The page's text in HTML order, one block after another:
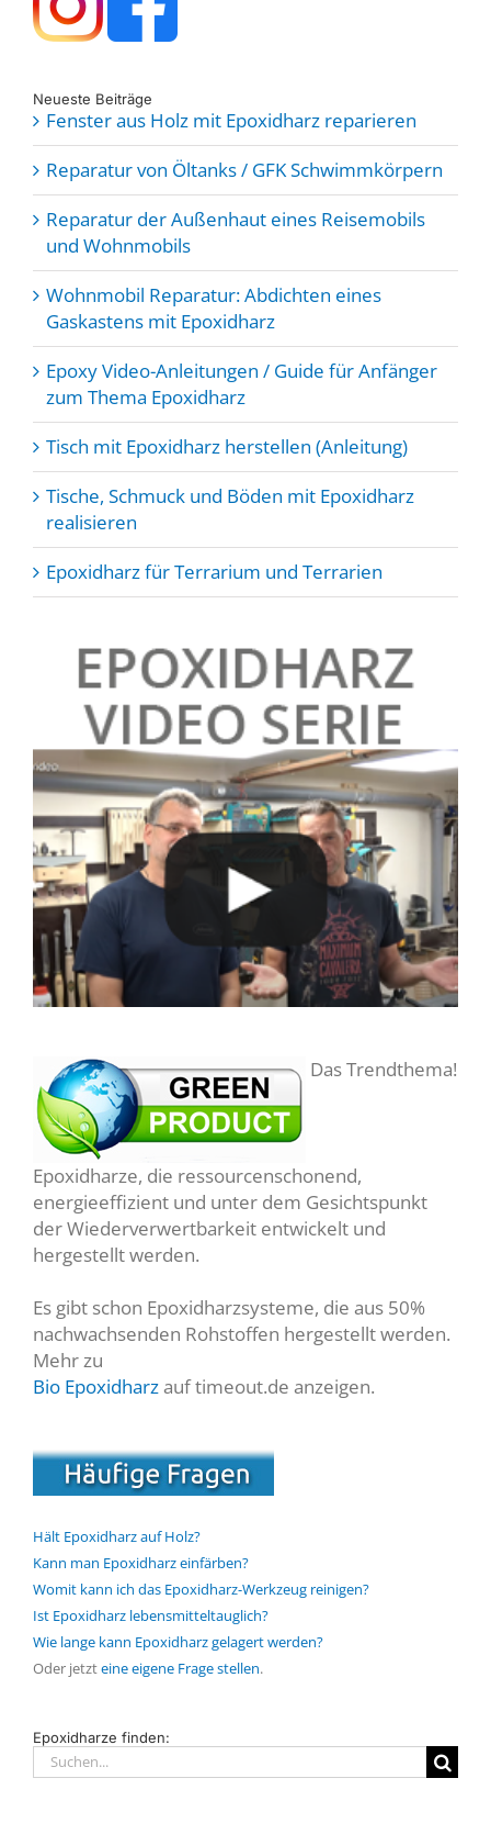
Neueste Beiträge
Fenster aus Holz mit Epoxidharz reparieren
Reparatur von Öltanks / GFK Schwimmkörpern
Reparatur der Außenhaut eines Reisemobils
und Wohnmobils
Wohnmobil Reparatur: Abdichten eines
Gaskastens mit Epoxidharz
Epoxy Video-Anleitungen / Guide für Anfänger
zum Thema Epoxidharz
Tisch mit Epoxidharz herstellen (Anleitung)
Tische, Schmuck und Böden mit Epoxidharz
realisieren
Epoxidharz für Terrarium und Terrarien
Das Trendthema!
Epoxidharze, die ressourcenschonend,
energieeffizient und unter dem Gesichtspunkt
der Wiederverwertbarkeit entwickelt und
hergestellt werden.
Es gibt schon Epoxidharzsysteme, die aus 50%
nachwachsenden Rohstoffen hergestellt werden.
Mehr zu
Bio Epoxidharzauf timeout.de anzeigen.
Hält Epoxidharz auf Holz?
Kann man Epoxidharz einfärben?
Womit kann ich das Epoxidharz-Werkzeug reinigen?
Ist Epoxidharz lebensmitteltauglich?
Wie lange kann Epoxidharz gelagert werden?
Oder jetzteine eigene Frage stellen.
Epoxidharze finden:
Suche
nach: